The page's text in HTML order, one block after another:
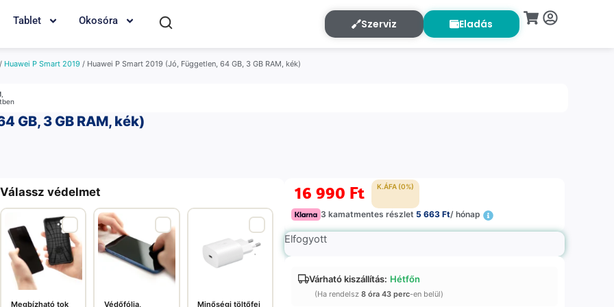
Tablet Okosóra Szerviz Eladás
/ Huawei P Smart 2019 / Huawei P Smart 2019 (Jó, Független, 64 GB, 3 GB RAM, kék)
GB, 3 GB RAM, kék)
Válassz védelmet
Megbízható tok
Védőfólia,
Minőségi töltőfej
16 990 Ft K.ÁFA (0%)
3 kamatmentes részlet5 663 Ft/ hónap
Elfogyott
Várható kiszállítás: Hétfőn
(Ha rendelsz8 óra 43 perc-en belül)